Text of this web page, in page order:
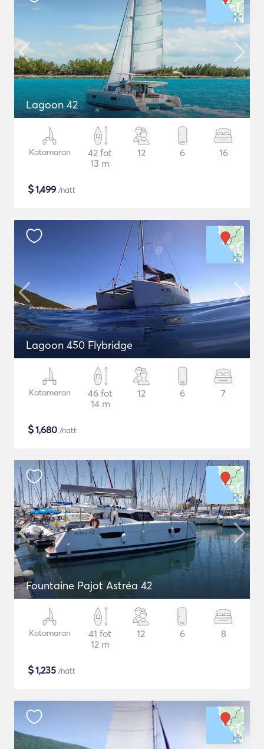
Lagoon 42
Katamaran
42 fot
13 m
12 6 16
$1,499 /natt
Lagoon 450 Flybridge
Katamaran
46 fot
14 m
12 6 7
$1,680 /natt
Fountaine Pajot Astréa 42
Katamaran
41 fot
12 m
12 6 8
$1,235 /natt